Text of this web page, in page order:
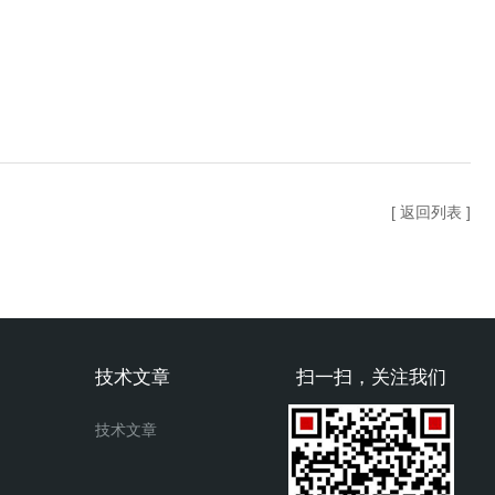
[ 返回列表 ]
扫一扫，关注我们
技术文章
技术文章